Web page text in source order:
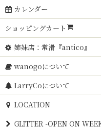
カレンダー
ショッピングカート
姉妹店：常滑『antico』
wanogoについて
LarryCoについて
LOCATION
GLITTER -OPEN ON